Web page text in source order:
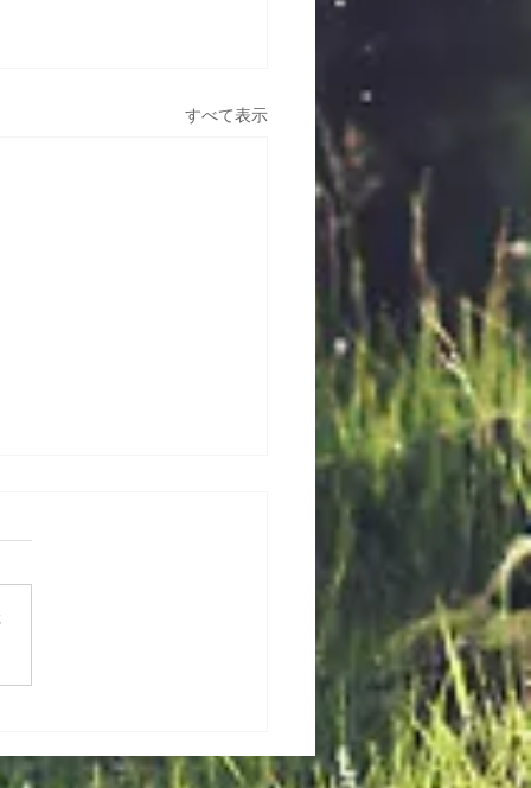
すべて表示
曜） 7日（第一火曜） 11
） 27日（月曜） そろそろ
象の変化で体調を崩され